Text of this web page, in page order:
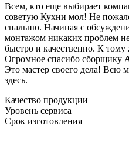
Всем, кто еще выбирает
советую Кухни мол! Не
спальню. Начиная с
монтажом никаких проблем
быстро и качественно. К
Огромное спасибо сборщику
Это мастер своего дела! Всю
здесь.
Качество продукции
Уровень сервиса
Срок изготовления